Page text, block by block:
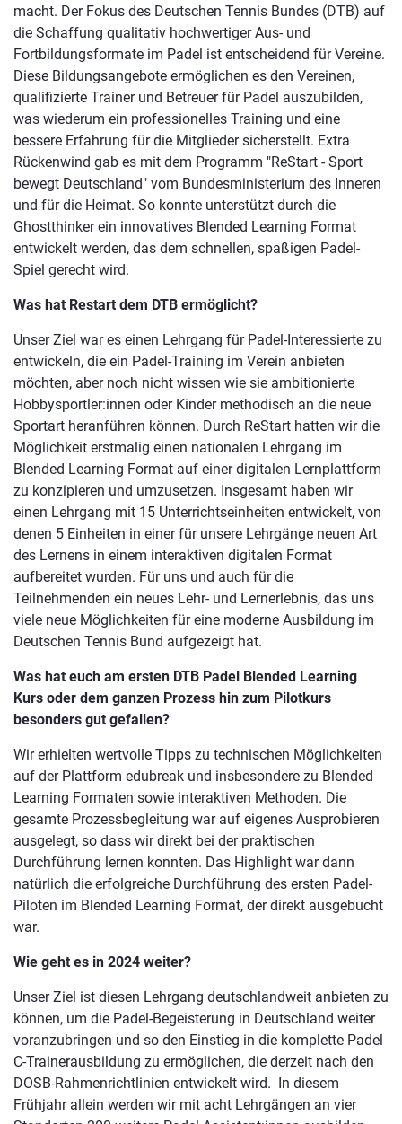
macht. Der Fokus des Deutschen Tennis Bundes (DTB) auf
die Schaffung qualitativ hochwertiger Aus- und
Fortbildungsformate im Padel ist entscheidend für Vereine.
Diese Bildungsangebote ermöglichen es den Vereinen,
qualifizierte Trainer und Betreuer für Padel auszubilden,
was wiederum ein professionelles Training und eine
bessere Erfahrung für die Mitglieder sicherstellt. Extra
Rückenwind gab es mit dem Programm "ReStart - Sport
bewegt Deutschland" vom Bundesministerium des Inneren
und für die Heimat. So konnte unterstützt durch die
Ghostthinker ein innovatives Blended Learning Format
entwickelt werden, das dem schnellen, spaßigen Padel-
Spiel gerecht wird.
Was hat Restart dem DTB ermöglicht?
Unser Ziel war es einen Lehrgang für Padel-Interessierte zu
entwickeln, die ein Padel-Training im Verein anbieten
möchten, aber noch nicht wissen wie sie ambitionierte
Hobbysportler:innen oder Kinder methodisch an die neue
Sportart heranführen können. Durch ReStart hatten wir die
Möglichkeit erstmalig einen nationalen Lehrgang im
Blended Learning Format auf einer digitalen Lernplattform
zu konzipieren und umzusetzen. Insgesamt haben wir
einen Lehrgang mit 15 Unterrichtseinheiten entwickelt, von
denen 5 Einheiten in einer für unsere Lehrgänge neuen Art
des Lernens in einem interaktiven digitalen Format
aufbereitet wurden. Für uns und auch für die
Teilnehmenden ein neues Lehr- und Lernerlebnis, das uns
viele neue Möglichkeiten für eine moderne Ausbildung im
Deutschen Tennis Bund aufgezeigt hat.
Was hat euch am ersten DTB Padel Blended Learning
Kurs oder dem ganzen Prozess hin zum Pilotkurs
besonders gut gefallen?
Wir erhielten wertvolle Tipps zu technischen Möglichkeiten
auf der Plattform edubreak und insbesondere zu Blended
Learning Formaten sowie interaktiven Methoden. Die
gesamte Prozessbegleitung war auf eigenes Ausprobieren
ausgelegt, so dass wir direkt bei der praktischen
Durchführung lernen konnten. Das Highlight war dann
natürlich die erfolgreiche Durchführung des ersten Padel-
Piloten im Blended Learning Format, der direkt ausgebucht
war.
Wie geht es in 2024 weiter?
Unser Ziel ist diesen Lehrgang deutschlandweit anbieten zu
können, um die Padel-Begeisterung in Deutschland weiter
voranzubringen und so den Einstieg in die komplette Padel
C-Trainerausbildung zu ermöglichen, die derzeit nach den
DOSB-Rahmenrichtlinien entwickelt wird. In diesem
Frühjahr allein werden wir mit acht Lehrgängen an vier